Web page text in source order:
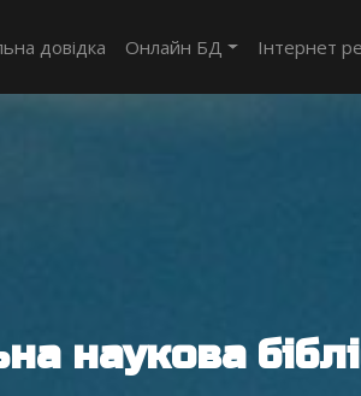
довідка Онлайн БД Інтернет
наукова